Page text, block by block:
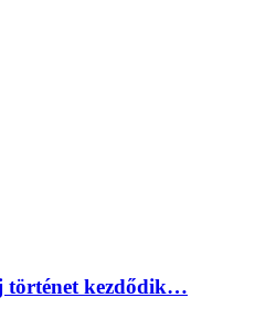
történet kezdődik…